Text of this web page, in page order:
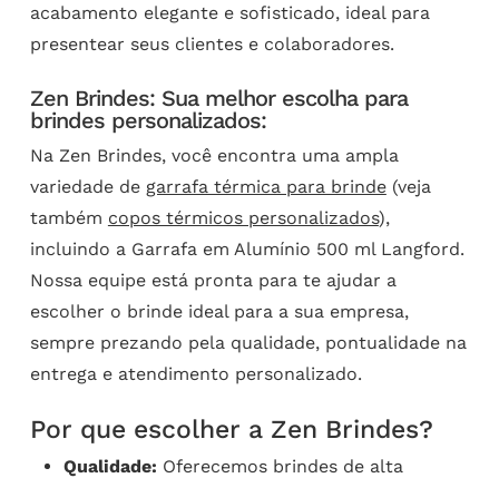
acabamento elegante e sofisticado, ideal para
presentear seus clientes e colaboradores.
Zen Brindes: Sua melhor escolha para
brindes personalizados:
Na Zen Brindes, você encontra uma ampla
variedade de garrafa térmica para brinde(veja
também copos térmicos personalizados),
incluindo a Garrafa em Alumínio 500 ml Langford.
Nossa equipe está pronta para te ajudar a
escolher o brinde ideal para a sua empresa,
sempre prezando pela qualidade, pontualidade na
entrega e atendimento personalizado.
Por que escolher a Zen Brindes?
Qualidade: Oferecemos brindes de alta